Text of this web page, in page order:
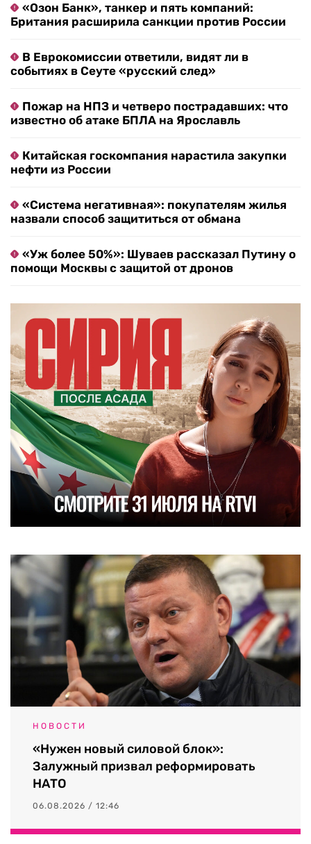
«Озон Банк», танкер и пять компаний:
Британия расширила санкции против России
В Еврокомиссии ответили, видят ли в
событиях в Сеуте «русский след»
Пожар на НПЗ и четверо пострадавших: что
известно об атаке БПЛА на Ярославль
Китайская госкомпания нарастила закупки
нефти из России
«Система негативная»: покупателям жилья
назвали способ защититься от обмана
«Уж более 50%»: Шуваев рассказал Путину о
помощи Москвы с защитой от дронов
НОВОСТИ
«Нужен новый силовой блок»:
Залужный призвал реформировать
НАТО
06.08.2026 / 12:46